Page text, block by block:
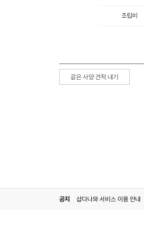
조립비
같은 사양 견적 내기
공지 샵다나와 서비스 이용 안내